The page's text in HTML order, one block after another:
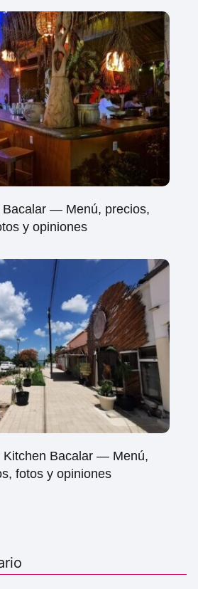
Bacalar — Menú, precios,
y opiniones
Kitchen Bacalar — Menú,
fotos y opiniones